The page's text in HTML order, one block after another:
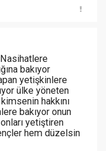
bakıyor
yetişkinlere
ülke yöneten
hakkını
bakıyor onun
yetiştiren
hem düzelsin